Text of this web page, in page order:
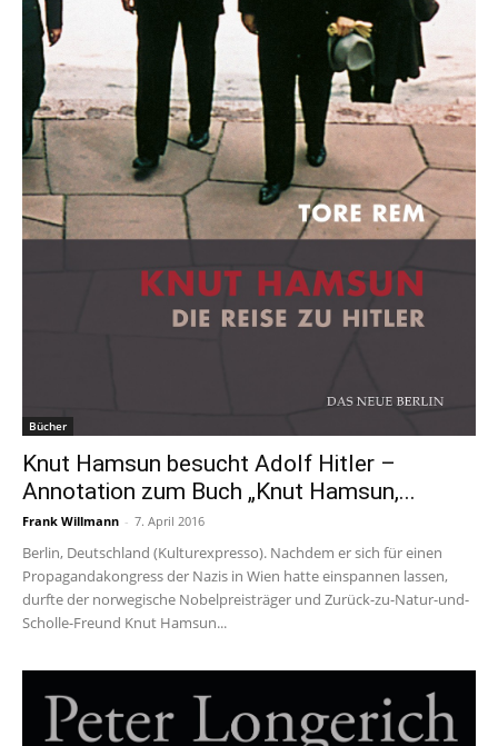
Bücher
Knut Hamsun besucht Adolf Hitler –
Annotation zum Buch „Knut Hamsun,...
Frank Willmann - 7. April 2016
Berlin, Deutschland (Kulturexpresso). Nachdem er sich für einen
Propagandakongress der Nazis in Wien hatte einspannen lassen,
durfte der norwegische Nobelpreisträger und Zurück-zu-Natur-und-
Scholle-Freund Knut Hamsun...